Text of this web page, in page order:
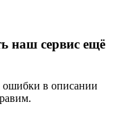
наш сервис ещё
в описании